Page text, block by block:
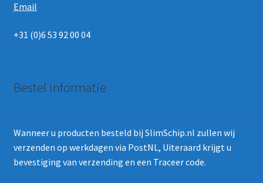
Email
+31 (0)6 53 92 00 04
Bestel informatie
Wanneer u producten besteld bij SlimSchip.nl zullen wij
verzenden op werkdagen via PostNL, Uiteraard krijgt u
bevestiging van verzending en een Traceer code.